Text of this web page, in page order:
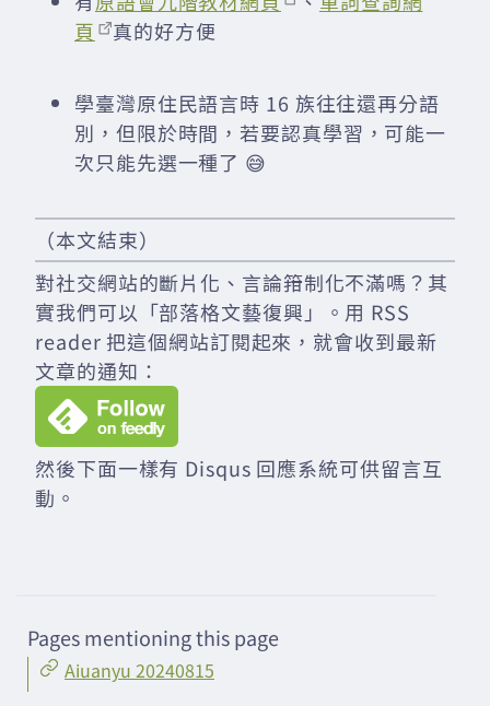
頁
真的好方便
學臺灣原住民語言時 16 族往往還再分語
別，但限於時間，若要認真學習，可能一
次只能先選一種了 😅
（本文結束）
對社交網站的斷片化、言論箝制化不滿嗎？其
實我們可以「部落格文藝復興」。用 RSS
reader 把這個網站訂閱起來，就會收到最新
文章的通知：
然後下面一樣有 Disqus 回應系統可供留言互
動。
Pages mentioning this page
Aiuanyu 20240815